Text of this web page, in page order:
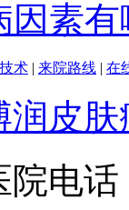
素有
术 | 来院路线 | 在
润皮肤
电话